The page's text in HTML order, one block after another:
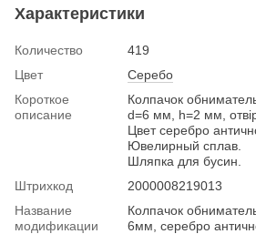
Характеристики
Количество
419
Цвет
Серебо
Короткое
описание
Колпачок
d=6 мм, h=2 мм,
Цвет серебро
Ювелирный сплав.
Шляпка для бусин.
Штрихкод
2000008219013
Название
модификации
Колпачок
6мм, серебро